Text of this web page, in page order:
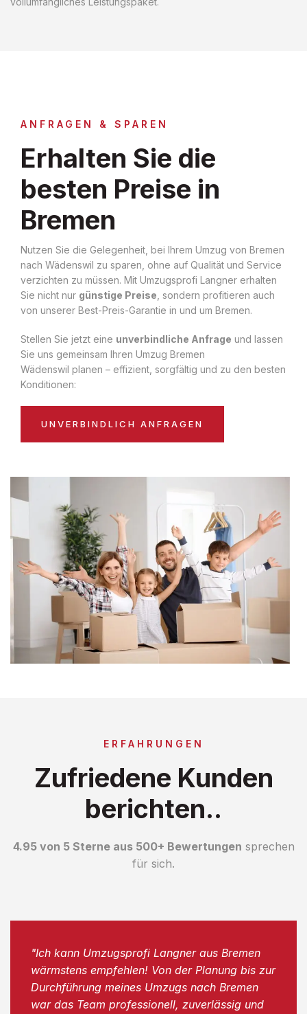
ANFRAGEN & SPAREN
Erhalten Sie die
besten Preise in
Bremen
Nutzen Sie die Gelegenheit, bei Ihrem Umzug von Bremen
nach Wädenswil zu sparen, ohne auf Qualität und Service
verzichten zu müssen. Mit Umzugsprofi Langner erhalten
Sie nicht nur günstige Preise , sondern profitieren auch
von unserer Best-Preis-Garantie in und um Bremen.
Stellen Sie jetzt eine unverbindliche Anfrage und lassen
Sie uns gemeinsam Ihren Umzug Bremen
Wädenswil planen – effizient, sorgfältig und zu den besten
Konditionen:
UNVERBINDLICH ANFRAGEN
ERFAHRUNGEN
Zufriedene Kunden
berichten..
4.95 von 5 Sterne aus 500+ Bewertungen sprechen
für sich.
"Ich kann Umzugsprofi Langner aus Bremen
wärmstens empfehlen! Von der Planung bis zur
Durchführung meines Umzugs nach Bremen
war das Team professionell, zuverlässig und